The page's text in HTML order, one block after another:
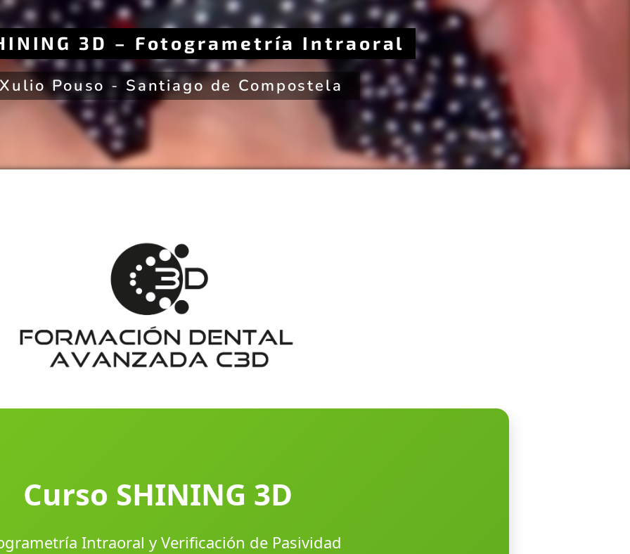
3D – Fotogrametría Intraoral
Pouso - Santiago de Compostela
Curso SHINING 3D
Intraoral y Verificación de Pasividad